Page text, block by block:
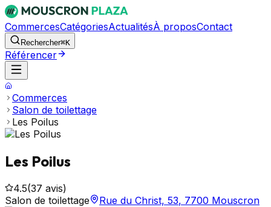
CommercesCatégoriesActualitésÀ proposContact
Rechercher⌘K
Référencer
Commerces
Salon de toilettage
Les Poilus
Les Poilus
4.5(37 avis)
Salon de toilettage
Rue du Christ, 53, 7700 Mouscron